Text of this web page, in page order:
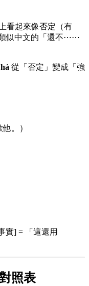
看起來像否定（有
似中文的「還不⋯⋯
從「否定」變成「強
。）
實] = 「這還用
照表